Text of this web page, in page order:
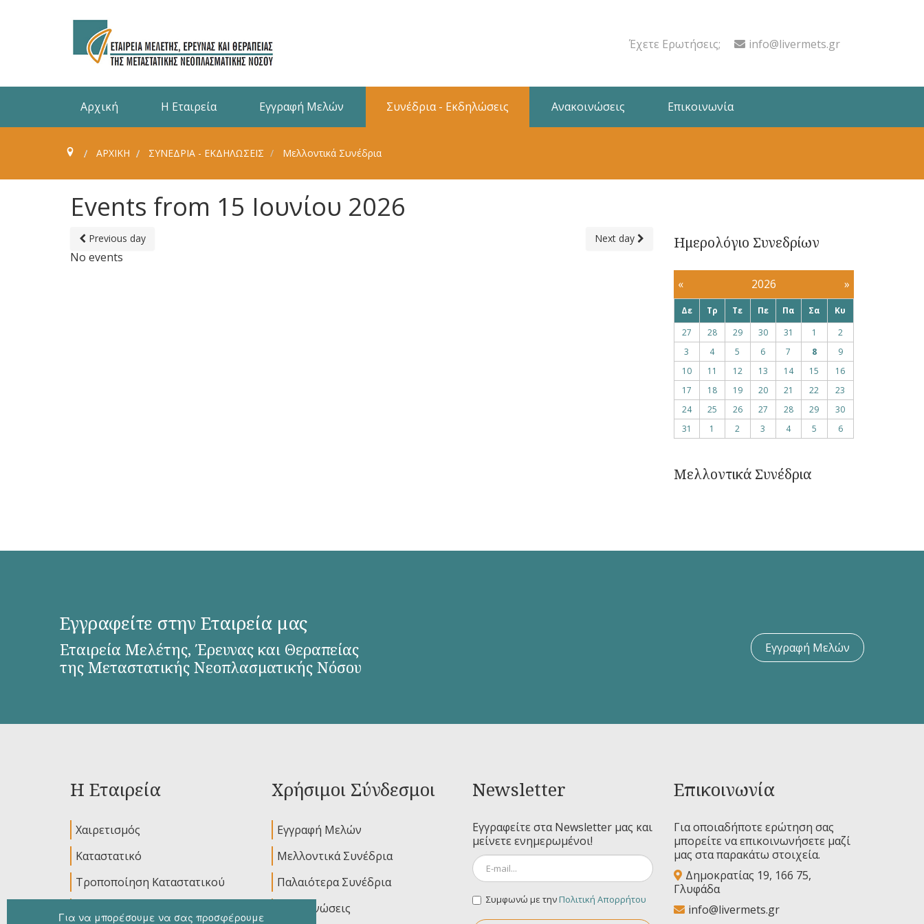
Έχετε Ερωτήσεις; info@livermets.gr
Αρχική Η Εταιρεία Εγγραφή Μελών Συνέδρια - Εκδηλώσεις Ανακοινώσεις Επικοινωνία
ΑΡΧΙΚΗ ΣΥΝΈΔΡΙΑ - ΕΚΔΗΛΏΣΕΙΣ Μελλοντικά Συνέδρια
Events from 15 Ιουνίου 2026
Previous day Next day
No events
Ημερολόγιο Συνεδρίων
« 2026 »
Δε Τρ Τε Πε Πα Σα
Κυ
27
28 29 30 31 1
2
3
4 5 6 7 8
9
10
11 12 13 14 15
16
17
18 19 20 21 22
23
24
25 26 27 28 29
30
31
1 2 3 4 5 6
Μελλοντικά Συνέδρια
Εγγραφείτε στην Εταιρεία μας
Εταιρεία Μελέτης, Έρευνας και Θεραπείας
της Μεταστατικής Νεοπλασματικής Νόσου
Εγγραφή Μελών
Η Εταιρεία
Χαιρετισμός
Καταστατικό
Τροποποίηση Καταστατικού
Χρήσιμοι Σύνδεσμοι
Εγγραφή Μελών
Μελλοντικά Συνέδρια
Παλαιότερα Συνέδρια
Ανακοινώσεις
Newsletter
Εγγραφείτε στα Newsletter μας και
μείνετε ενημερωμένοι!
Συμφωνώ με τηνΠολιτική Απορρήτου
Επικοινωνία
Για οποιαδήποτε ερώτηση σας
μπορείτε να επικοινωνήσετε μαζί
μας στα παρακάτω στοιχεία.
Δημοκρατίας 19, 166 75,
Γλυφάδα
info@livermets.gr
Για να μπορέσουμε να σας προσφέρουμε